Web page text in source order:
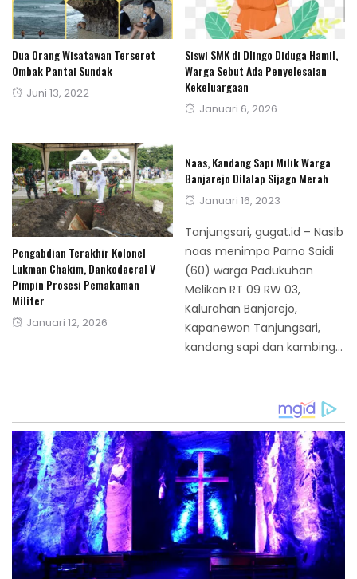
Dua Orang Wisatawan Terseret
Ombak Pantai Sundak
Posted
Juni 13, 2022
Siswi SMK di Dlingo Diduga Hamil,
Warga Sebut Ada Penyelesaian
Kekeluargaan
Posted
Januari 6, 2026
Pengabdian Terakhir Kolonel
Lukman Chakim, Dankodaeral V
Pimpin Prosesi Pemakaman
Militer
Posted
Januari 12, 2026
Naas, Kandang Sapi Milik Warga
Banjarejo Dilalap Sijago Merah
Posted
Januari 16, 2023
Tanjungsari, gugat.id – Nasib
naas menimpa Parno Saidi
(60) warga Padukuhan
Melikan RT 09 RW 03,
Kalurahan Banjarejo,
Kapanewon Tanjungsari,
kandang sapi dan kambing...